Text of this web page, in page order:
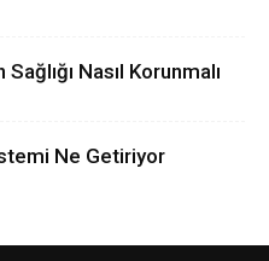
Nasıl Korunmalı
Ne Getiriyor